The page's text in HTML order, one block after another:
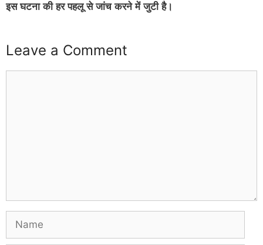
इस घटना की हर पहलू से जांच करने में जुटी है।
Leave a Comment